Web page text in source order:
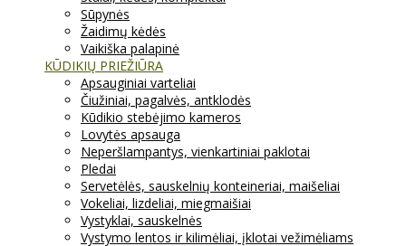
Sūpynės
Žaidimų kėdės
Vaikiška palapinė
KŪDIKIŲ PRIEŽIŪRA
Apsauginiai varteliai
Čiužiniai, pagalvės, antklodės
Kūdikio stebėjimo kameros
Lovytės apsauga
Neperšlampantys, vienkartiniai paklotai
Pledai
Servetėlės, sauskelnių konteineriai, maišeliai
Vokeliai, lizdeliai, miegmaišiai
Vystyklai, sauskelnės
Vystymo lentos ir kilimėliai, įklotai vežimėliams